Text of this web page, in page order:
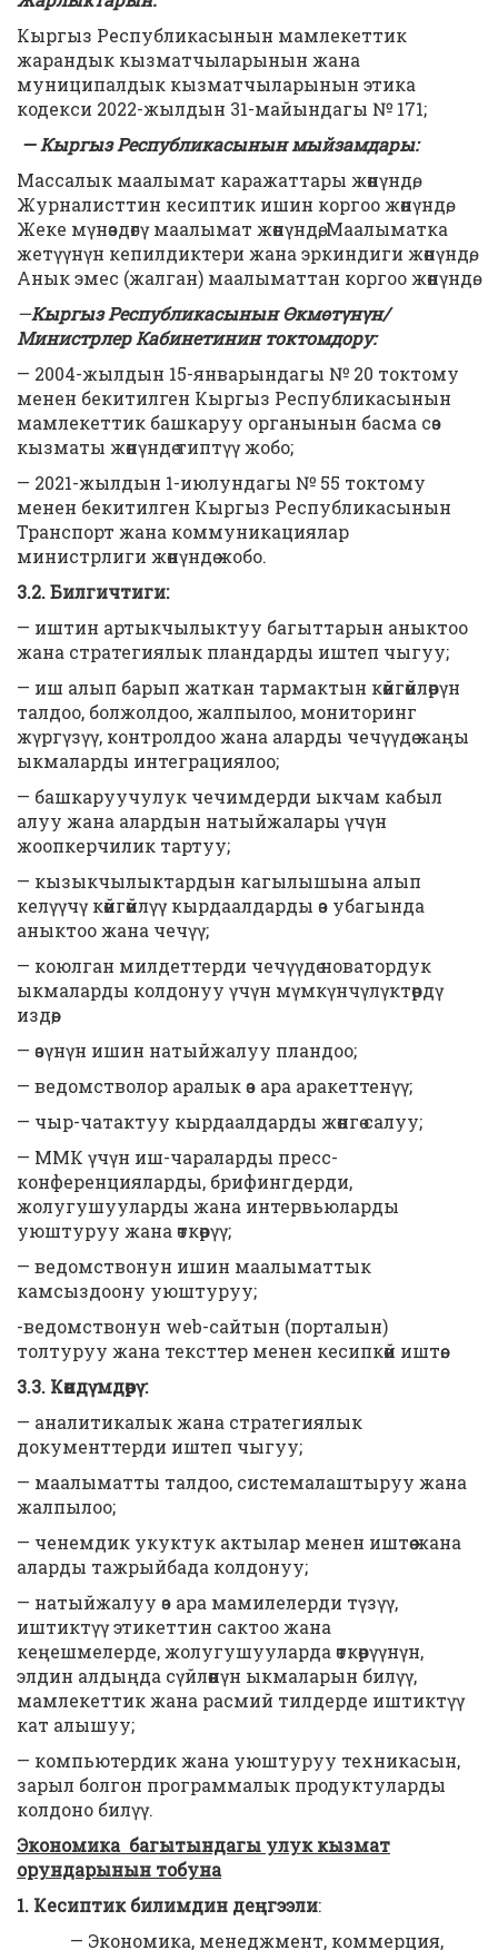
Кыргыз Республикасынын мамлекеттик
жарандык кызматчыларынын жана
муниципалдык кызматчыларынын этика
кодекси 2022-жылдын 31-майындагы № 171;
— Кыргыз Республикасынын мыйзамдары:
Массалык маалымат каражаттары жөнүндө,
Журналисттин кесиптик ишин коргоо жөнүндө,
Жеке мүнөздөгү маалымат жөнүндө, Маалыматка
жетүүнүн кепилдиктери жана эркиндиги жөнүндө,
Анык эмес (жалган) маалыматтан коргоо жөнүндө.
—Кыргыз Республикасынын Өкмөтүнүн/
Министрлер Кабинетинин токтомдору:
— 2004-жылдын 15-январындагы № 20 токтому
менен бекитилген Кыргыз Республикасынын
мамлекеттик башкаруу органынын басма сөз
кызматы жөнүндө типтүү жобо;
— 2021-жылдын 1-июлундагы № 55 токтому
менен бекитилген Кыргыз Республикасынын
Транспорт жана коммуникациялар
министрлиги жөнүндө жобо.
3.2. Билгичтиги:
— иштин артыкчылыктуу багыттарын аныктоо
жана стратегиялык пландарды иштеп чыгуу;
— иш алып барып жаткан тармактын көйгөйлөрүн
талдоо, болжолдоо, жалпылоо, мониторинг
жүргүзүү, контролдоо жана аларды чечүүдө жаңы
ыкмаларды интеграциялоо;
— башкаруучулук чечимдерди ыкчам кабыл
алуу жана алардын натыйжалары үчүн
жоопкерчилик тартуу;
— кызыкчылыктардын кагылышына алып
келүүчү көйгөйлүү кырдаалдарды өз убагында
аныктоо жана чечүү;
— коюлган милдеттерди чечүүдө новатордук
ыкмаларды колдонуу үчүн мүмкүнчүлүктөрдү
издөө;
— өзүнүн ишин натыйжалуу пландоо;
— ведомстволор аралык өз ара аракеттенүү;
— чыр-чатактуу кырдаалдарды жөнгө салуу;
— ММК үчүн иш-чараларды пресс-
конференцияларды, брифингдерди,
жолугушууларды жана интервьюларды
уюштуруу жана өткөрүү;
— ведомствонун ишин маалыматтык
камсыздоону уюштуруу;
-ведомствонун web-сайтын (порталын)
толтуруу жана тексттер менен кесипкөй иштөө.
3.3. Көндүмдөрү:
— аналитикалык жана стратегиялык
документтерди иштеп чыгуу;
— маалыматты талдоо, системалаштыруу жана
жалпылоо;
— ченемдик укуктук актылар менен иштөө жана
аларды тажрыйбада колдонуу;
— натыйжалуу өз ара мамилелерди түзүү,
иштиктүү этикеттин сактоо жана
кеңешмелерде, жолугушууларда өткөрүүнүн,
элдин алдыңда сүйлөөнүн ыкмаларын билүү,
мамлекеттик жана расмий тилдерде иштиктүү
кат алышуу;
— компьютердик жана уюштуруу техникасын,
зарыл болгон программалык продуктуларды
колдоно билүү.
Экономика багытындагы улук кызмат
орундарынын тобуна
1. Кесиптик билимдин деңгээли:
— Экономика, менеджмент, коммерция,